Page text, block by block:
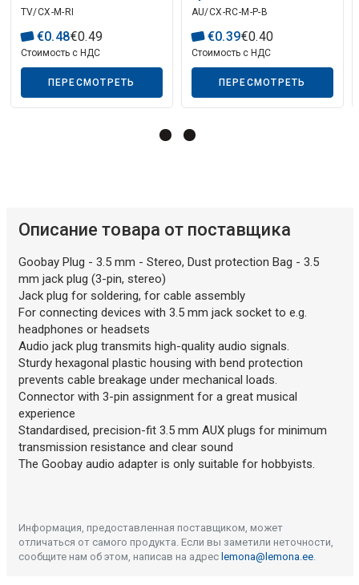
TV/CX-M-RI
€0.48€0.49
Стоимость с НДС
ПЕРЕСМОТРЕТЬ
AU/CX-RC-M-P-B
€0.39€0.40
Стоимость с НДС
ПЕРЕСМОТРЕТЬ
Описание товара от поставщика
Goobay Plug - 3.5 mm - Stereo, Dust protection Bag - 3.5
mm jack plug (3-pin, stereo)
Jack plug for soldering, for cable assembly
For connecting devices with 3.5 mm jack socket to e.g.
headphones or headsets
Audio jack plug transmits high-quality audio signals.
Sturdy hexagonal plastic housing with bend protection
prevents cable breakage under mechanical loads.
Connector with 3-pin assignment for a great musical
experience
Standardised, precision-fit 3.5 mm AUX plugs for minimum
transmission resistance and clear sound
The Goobay audio adapter is only suitable for hobbyists.
Информация, предоставленная поставщиком, может
отличаться от самого продукта. Если вы заметили неточности,
сообщите нам об этом, написав на адрес lemona@lemona.ee.